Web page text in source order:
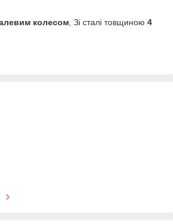
колесом , Зі сталі товщиною 4